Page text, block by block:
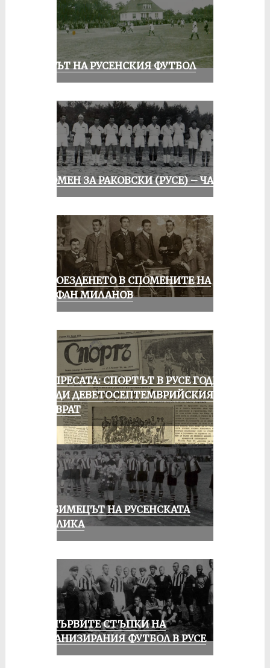
ВЕКЪТ НА РУСЕНСКИЯ ФУТБОЛ
СПОМЕН ЗА РАКОВСКИ (РУСЕ) – ЧАСТ I
КОЛОЕЗДЕНЕТО В СПОМЕНИТЕ НА
СТЕФАН МИЛАНОВ
ОТ ПРЕСАТА: СПОРТЪТ В РУСЕ ГОДИНА
ПРЕДИ ДЕВЕТОСЕПТЕМВРИЙСКИЯ
ПРЕВРАТ
ЛЮБИМЕЦЪТ НА РУСЕНСКАТА
ПУБЛИКА
ЗА ПЪРВИТЕ СТЪПКИ НА
ОРГАНИЗИРАНИЯ ФУТБОЛ В РУСЕ